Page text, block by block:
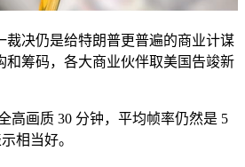
决仍是给特朗普更普遍的商业计谋
筹码，各大商业伙伴取美国告竣新
画质 30 分钟，平均帧率仍然是 5
相当好。